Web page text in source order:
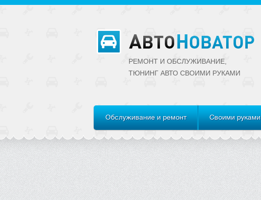
РЕМОНТ И ОБСЛУЖИВАНИЕ,
ТЮНИНГ АВТО CВОИМИ РУКАМИ
Обслуживание и ремонт Своими руками